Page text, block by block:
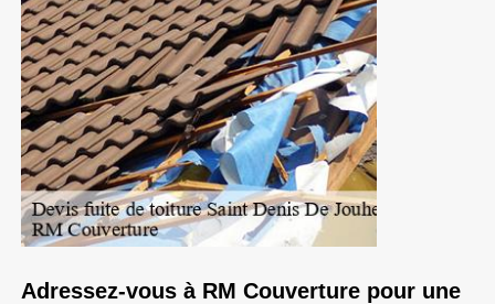
Adressez-vous à RM Couverture pour une